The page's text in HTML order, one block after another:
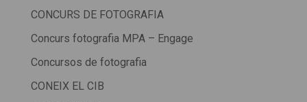
CONCURS DE FOTOGRAFIA
Concurs fotografia MPA – Engage
Concursos de fotografia
CONEIX EL CIB